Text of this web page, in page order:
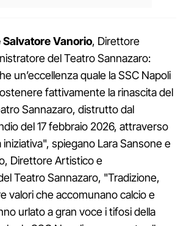
Salvatore Vanorio, Direttore
del Teatro Sannazaro:
un’eccellenza quale la SSC Napoli
fattivamente la rinascita del
Sannazaro, distrutto dal
del 17 febbraio 2026, attraverso
iniziativa", spiegano Lara Sansone e
Direttore Artistico e
Teatro Sannazaro, "Tradizione,
valori che accomunano calcio e
urlato a gran voce i tifosi della